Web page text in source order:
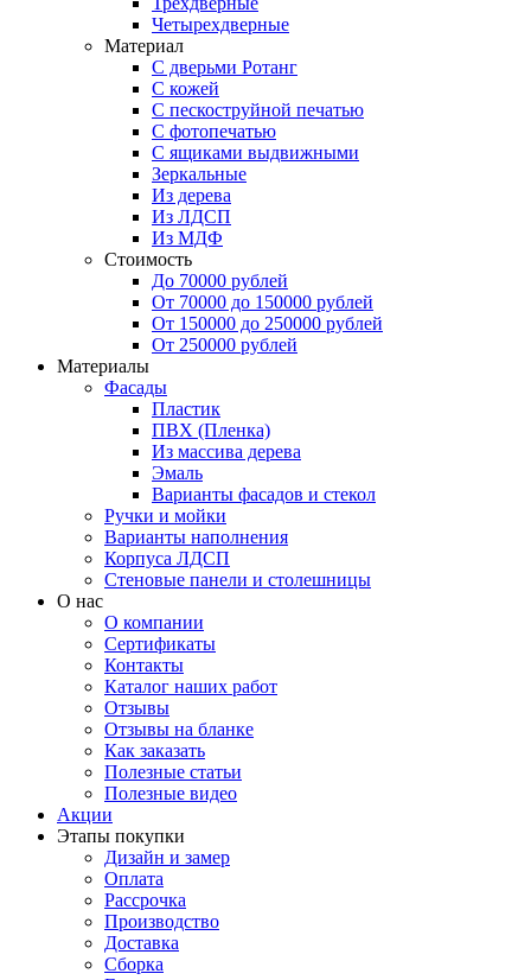
Четырехдверные
Материал
C дверьми Ротанг
C кожей
C пескоструйной печатью
C фотопечатью
C ящиками выдвижными
Зеркальные
Из дерева
Из ЛДСП
Из МДФ
Стоимость
До 70000 рублей
От 70000 до 150000 рублей
От 150000 до 250000 рублей
От 250000 рублей
Материалы
Фасады
Пластик
ПВХ (Пленка)
Из массива дерева
Эмаль
Варианты фасадов и стекол
Ручки и мойки
Варианты наполнения
Корпуса ЛДСП
Стеновые панели и столешницы
О нас
О компании
Сертификаты
Контакты
Каталог наших работ
Отзывы
Отзывы на бланке
Как заказать
Полезные статьи
Полезные видео
Акции
Этапы покупки
Дизайн и замер
Оплата
Рассрочка
Производство
Доставка
Сборка